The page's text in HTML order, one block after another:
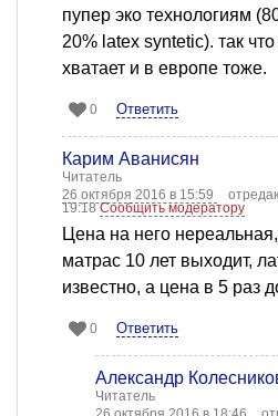
пупер эко технологиям
20% latex syntetic). так
хватает и в европе тоже.
0 Ответить
Карим Аванисян
Читатель
26 октября 2016 в 15:59
19:18Сообщить модератору
Цена на него
матрас 10 лет выходит,
известно, а цена в 5 раз
0 Ответить
Александр
Читатель